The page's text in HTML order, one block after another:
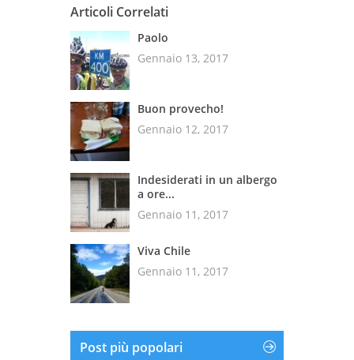
Articoli Correlati
Paolo
Gennaio 13, 2017
Buon provecho!
Gennaio 12, 2017
Indesiderati in un albergo
a ore...
Gennaio 11, 2017
Viva Chile
Gennaio 11, 2017
Post più popolari